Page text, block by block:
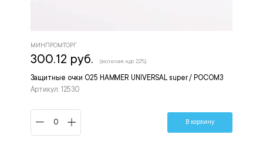
Защитные очки О25 HAMMER UNIVERSAL super / РОСОМЗ
Артикул: 12530
МИНПРОМТОРГ
300.12 руб. (включая ндс 22%)
В корзину